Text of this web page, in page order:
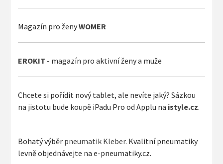
Magazín pro ženyWOMER
EROKIT - magazín pro aktivní ženy a muže
Chcete si pořídit nový tablet, ale nevíte jaký? Sázkou
na jistotu bude koupě iPadu Pro od Applu na istyle.cz.
Bohatý výběr pneumatik Kleber. Kvalitní pneumatiky
levně objednávejte na e-pneumatiky.cz.